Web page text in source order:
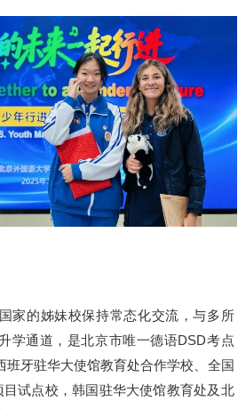
家的姊妹校保持常态化交流，与多所
学通道，是北京市唯一德语DSD考点
班牙驻华大使馆教育处合作学校、全国
目试点校，韩国驻华大使馆教育处及北